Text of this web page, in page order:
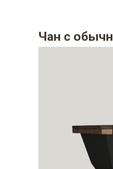
Чан с